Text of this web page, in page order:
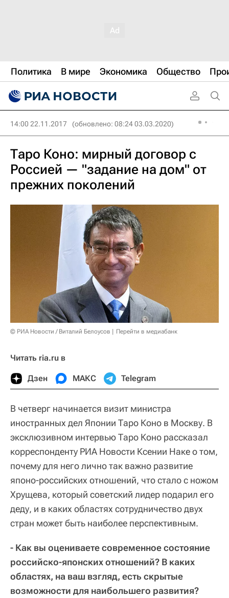
Политика В мире Экономика Общество
14:00 22.11.2017 (обновлено: 08:24 03.03.2020)
Таро Коно: мирный договор с
Россией — "задание на дом" от
прежних поколений
© РИА Новости / Виталий Белоусов Перейти в медиабанк
Читать ria.ru в
Дзен МАКС Telegram
В четверг начинается визит министра
иностранных дел Японии Таро Коно в Москву. В
эксклюзивном интервью Таро Коно рассказал
корреспонденту РИА Новости Ксении Наке о том,
почему для него лично так важно развитие
японо-российских отношений, что стало с ножом
Хрущева, который советский лидер подарил его
деду, и в каких областях сотрудничество двух
стран может быть наиболее перспективным.
- Как вы оцениваете современное состояние
российско-японских отношений? В каких
областях, на ваш взгляд, есть скрытые
возможности для наибольшего развития?